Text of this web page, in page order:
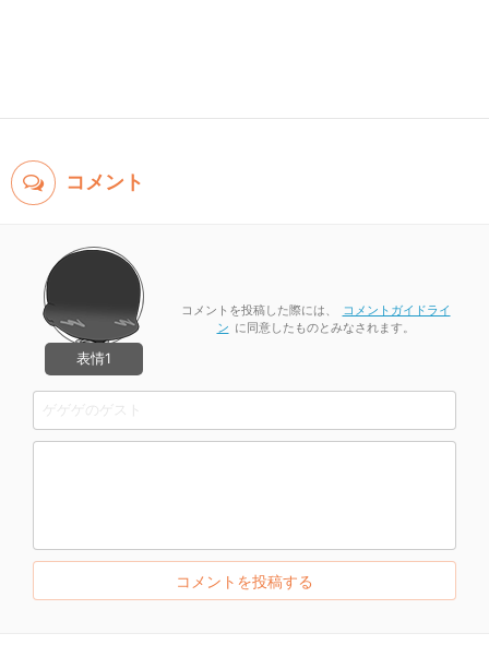
コメント
コメントを投稿した際には、
コメントガイドライ
ン に同意したものとみなされます。
表情1